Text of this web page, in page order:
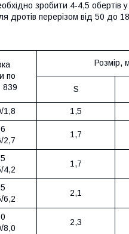
зробити 4-4,5
дротів перерізом від 50 до
по
Розмір,
S
1,8 1,5
2,7
1,7
4,2
1,7
6,2
2,1
8,0
2,3